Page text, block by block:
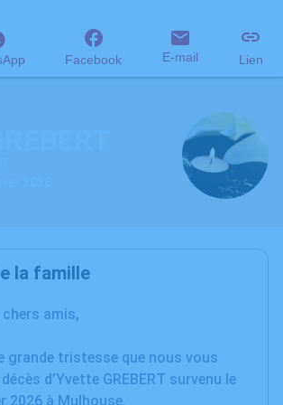
Facebook E-mail Lien
la famille
amis,
grande tristesse que nous vous
d’Yvette GREBERT survenu le
2026 à Mulhouse.